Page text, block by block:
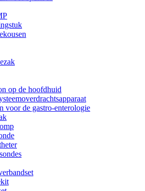
op de hoofdhuid
voor de gastro-enterologie